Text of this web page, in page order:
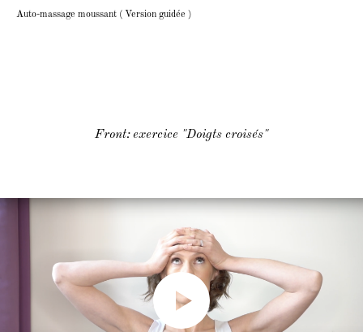
Auto-massage moussant ( Version guidée )
Front: exercice "Doigts croisés"